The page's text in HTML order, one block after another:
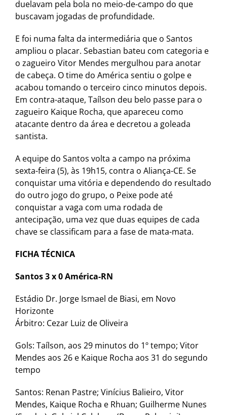
duelavam pela bola no meio-de-campo do que
buscavam jogadas de profundidade.
E foi numa falta da intermediária que o Santos
ampliou o placar. Sebastian bateu com categoria e
o zagueiro Vitor Mendes mergulhou para anotar
de cabeça. O time do América sentiu o golpe e
acabou tomando o terceiro cinco minutos depois.
Em contra-ataque, Taílson deu belo passe para o
zagueiro Kaique Rocha, que apareceu como
atacante dentro da área e decretou a goleada
santista.
A equipe do Santos volta a campo na próxima
sexta-feira (5), às 19h15, contra o Aliança-CE. Se
conquistar uma vitória e dependendo do resultado
do outro jogo do grupo, o Peixe pode até
conquistar a vaga com uma rodada de
antecipação, uma vez que duas equipes de cada
chave se classificam para a fase de mata-mata.
FICHA TÉCNICA
Santos 3 x 0 América-RN
Estádio Dr. Jorge Ismael de Biasi, em Novo
Horizonte
Árbitro: Cezar Luiz de Oliveira
Gols: Taílson, aos 29 minutos do 1º tempo; Vitor
Mendes aos 26 e Kaique Rocha aos 31 do segundo
tempo
Santos: Renan Pastre; Vinícius Balieiro, Vitor
Mendes, Kaique Rocha e Rhuan; Guilherme Nunes